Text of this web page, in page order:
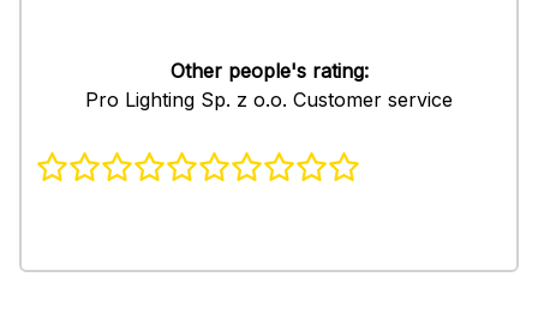
Other people's rating:
Pro Lighting Sp. z o.o. Customer service